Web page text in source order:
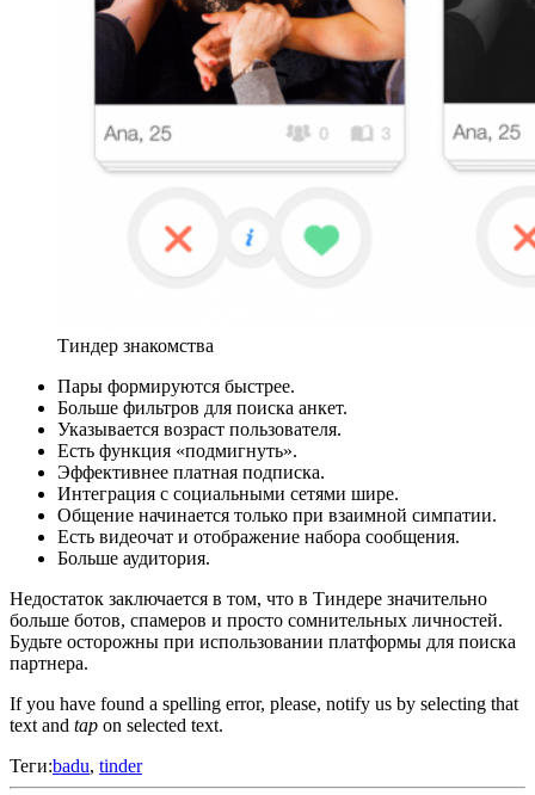
Тиндер знакомства
Пары формируются быстрее.
Больше фильтров для поиска анкет.
Указывается возраст пользователя.
Есть функция «подмигнуть».
Эффективнее платная подписка.
Интеграция с социальными сетями шире.
Общение начинается только при взаимной симпатии.
Есть видеочат и отображение набора сообщения.
Больше аудитория.
Недостаток заключается в том, что в Тиндере значительно
больше ботов, спамеров и просто сомнительных личностей.
Будьте осторожны при использовании платформы для поиска
партнера.
If you have found a spelling error, please, notify us by selecting that
text and tap on selected text.
Теги:badu, tinder